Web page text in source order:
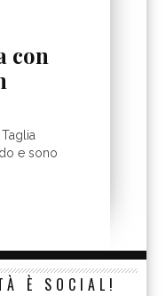
con
e sono
È SOCIAL!